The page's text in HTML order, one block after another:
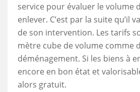
service pour évaluer le volume
enlever. C’est par la suite qu’il
de son intervention. Les tarifs
mètre cube de volume comme
déménagement. Si les biens à
encore en bon état et
alors gratuit.